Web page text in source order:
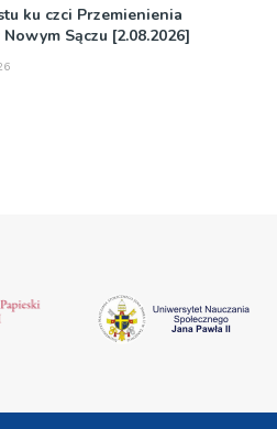
ku czci Przemienienia
Sączu [2.08.2026]